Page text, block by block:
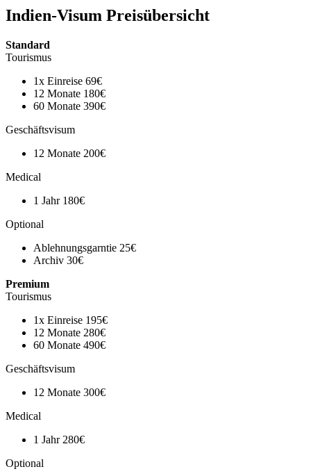
Indien-Visum Preisübersicht
Standard
Tourismus
1x Einreise 69€
12 Monate 180€
60 Monate 390€
Geschäftsvisum
12 Monate 200€
Medical
1 Jahr 180€
Optional
Ablehnungsgarntie 25€
Archiv 30€
Premium
Tourismus
1x Einreise 195€
12 Monate 280€
60 Monate 490€
Geschäftsvisum
12 Monate 300€
Medical
1 Jahr 280€
Optional